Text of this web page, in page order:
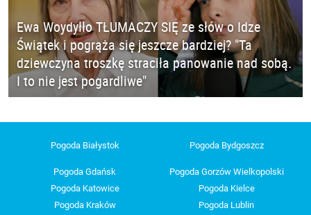
Ewa Woydyłło TŁUMACZY SIĘ ze słów o Idze
Świątek i pogrąża się jeszcze bardziej? "Ta
dziewczyna troszkę straciła panowanie nad sobą.
I to nie jest pogardliwe"
Pogoda Białystok Pogoda Bydgoszcz
Pogoda Gdańsk
Pogoda Gorzów Wielkopolski
Pogoda Katowice
Pogoda Kielce
Pogoda Kraków
Pogoda Lublin